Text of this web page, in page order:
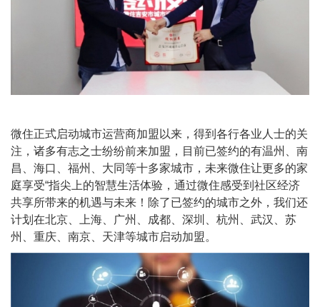
微住正式启动城市运营商加盟以来，得到各行各业人士的关
注，诸多有志之士纷纷前来加盟，目前已签约的有温州、南
昌、海口、福州、大同等十多家城市，未来微住让更多的家
庭享受“指尖上的智慧生活体验，通过微住感受到社区经济
共享所带来的机遇与未来！除了已签约的城市之外，我们还
计划在北京、上海、广州、成都、深圳、杭州、武汉、苏
州、重庆、南京、天津等城市启动加盟。